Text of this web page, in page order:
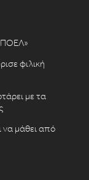
φιλική
με τα
μάθει από